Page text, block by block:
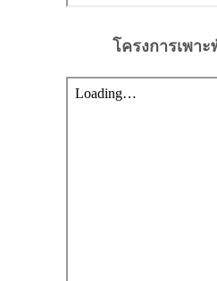
โครงการเพา